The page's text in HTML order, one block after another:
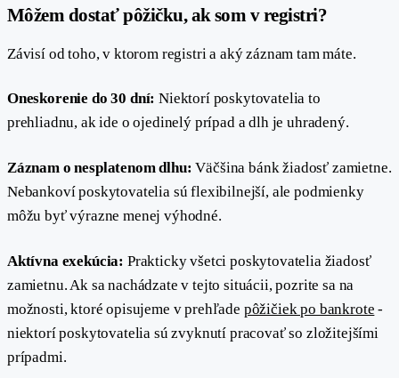
Môžem dostať pôžičku, ak som v registri?
Závisí od toho, v ktorom registri a aký záznam tam máte.
Oneskorenie do 30 dní: Niektorí poskytovatelia to
prehliadnu, ak ide o ojedinelý prípad a dlh je uhradený.
Záznam o nesplatenom dlhu: Väčšina bánk žiadosť zamietne.
Nebankoví poskytovatelia sú flexibilnejší, ale podmienky
môžu byť výrazne menej výhodné.
Aktívna exekúcia: Prakticky všetci poskytovatelia žiadosť
zamietnu. Ak sa nachádzate v tejto situácii, pozrite sa na
možnosti, ktoré opisujeme v prehľade pôžičiek po bankrote -
niektorí poskytovatelia sú zvyknutí pracovať so zložitejšími
prípadmi.